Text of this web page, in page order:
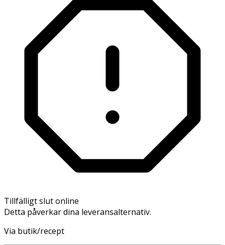
Tillfälligt slut online
Detta påverkar dina leveransalternativ.
Via butik/recept